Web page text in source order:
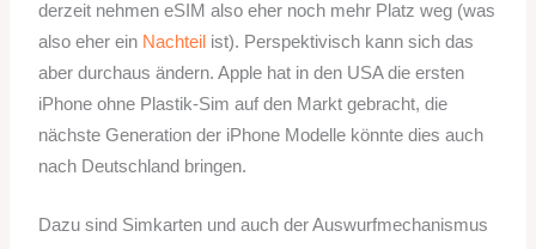
derzeit nehmen eSIM also eher noch mehr Platz weg (was
also eher ein Nachteil ist). Perspektivisch kann sich das
aber durchaus ändern. Apple hat in den USA die ersten
iPhone ohne Plastik-Sim auf den Markt gebracht, die
nächste Generation der iPhone Modelle könnte dies auch
nach Deutschland bringen.
Dazu sind Simkarten und auch der Auswurfmechanismus